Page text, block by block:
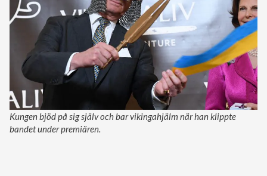
Kungen bjöd på sig själv och bar vikingahjälm när han klippte
bandet under premiären.